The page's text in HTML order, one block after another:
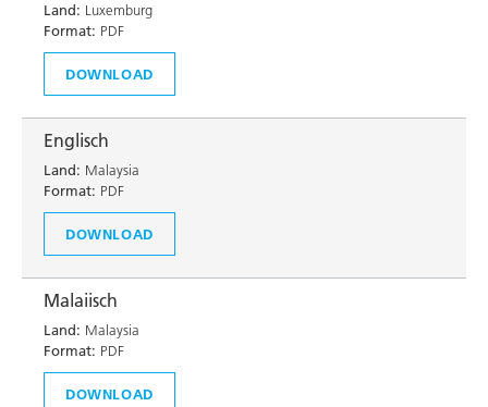
Land: Luxemburg
Format: PDF
DOWNLOAD
Englisch
Land: Malaysia
Format: PDF
DOWNLOAD
Malaiisch
Land: Malaysia
Format: PDF
DOWNLOAD